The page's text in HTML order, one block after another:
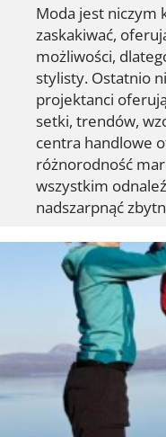
Moda jest niczym
zaskakiwać,
możliwości,
stylisty. Ostatnio
projektanci
setki, trendów,
centra handlowe
różnorodność
wszystkim
nadszarpnąć